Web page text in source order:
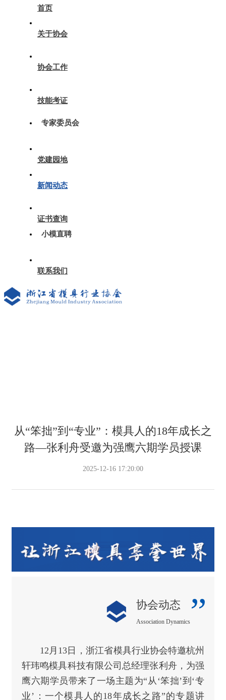
首页
关于协会
协会工作
技能考证
专家委员会
党建园地
新闻动态
证书查询
小模直聘
联系我们
从“笨拙”到“专业”：模具人的18年成长之
路—张利舟受邀为强鹰六期学员授课
2025-12-16 17:20:00
协会动态
Association Dynamics”
12月13日，浙江省模具行业协会特邀杭州
轩玮鸣模具科技有限公司总经理张利舟，为强
鹰六期学员带来了一场主题为“从‘笨拙’到‘专
业’：一个模具人的18年成长之路”的专题讲